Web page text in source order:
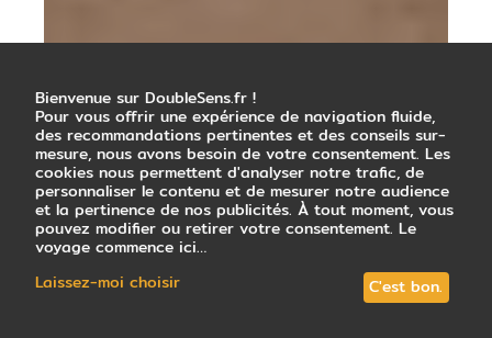
Bienvenue sur DoubleSens.fr !
Pour vous offrir une expérience de navigation fluide,
des recommandations pertinentes et des conseils sur-
mesure, nous avons besoin de votre consentement. Les
cookies nous permettent d'analyser notre trafic, de
personnaliser le contenu et de mesurer notre audience
et la pertinence de nos publicités. À tout moment, vous
pouvez modifier ou retirer votre consentement. Le
voyage commence ici…
Laissez-moi choisir
C'est bon.